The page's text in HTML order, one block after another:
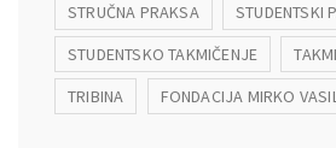
STRUČNA PRAKSA
STUDENTSKI
STUDENTSKO TAKMIČENJE
TRIBINA
FONDACIJA MIRKO